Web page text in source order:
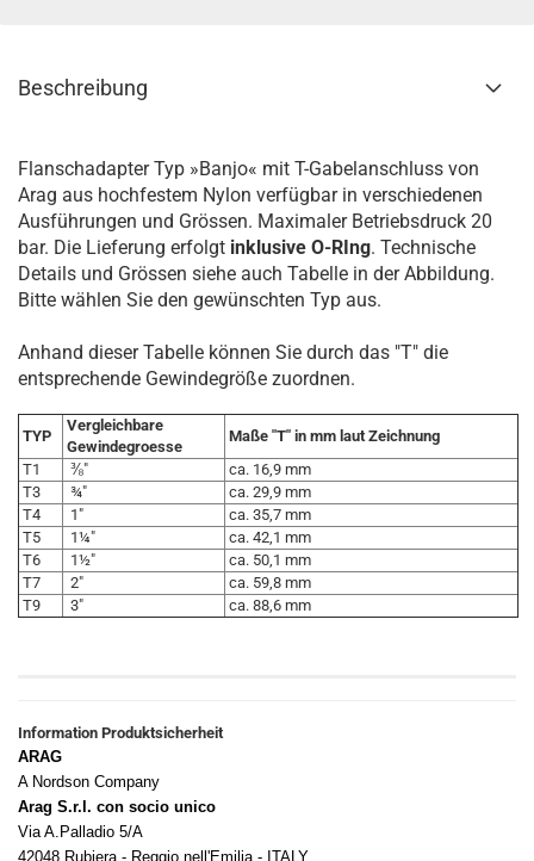
Beschreibung
Flanschadapter Typ »Banjo« mit T-Gabelanschluss von
Arag aus hochfestem Nylon verfügbar in verschiedenen
Ausführungen und Grössen. Maximaler Betriebsdruck 20
bar. Die Lieferung erfolgt inklusive O-RIng. Technische
Details und Grössen siehe auch Tabelle in der Abbildung.
Bitte wählen Sie den gewünschten Typ aus.
Anhand dieser Tabelle können Sie durch das "T" die
entsprechende Gewindegröße zuordnen.
TYP
Vergleichbare
Gewindegroesse
Maße "T" in mm laut Zeichnung
T1
⅜"
ca. 16,9 mm
T3
¾"
ca. 29,9 mm
T4
1"
ca. 35,7 mm
T5
1¼"
ca. 42,1 mm
T6
1½"
ca. 50,1 mm
T7
2"
ca. 59,8 mm
T9
3" ca. 88,6 mm
Information Produktsicherheit
ARAG
A Nordson Company
Arag S.r.l. con socio unico
Via A.Palladio 5/A
42048 Rubiera - Reggio nell'Emilia - ITALY